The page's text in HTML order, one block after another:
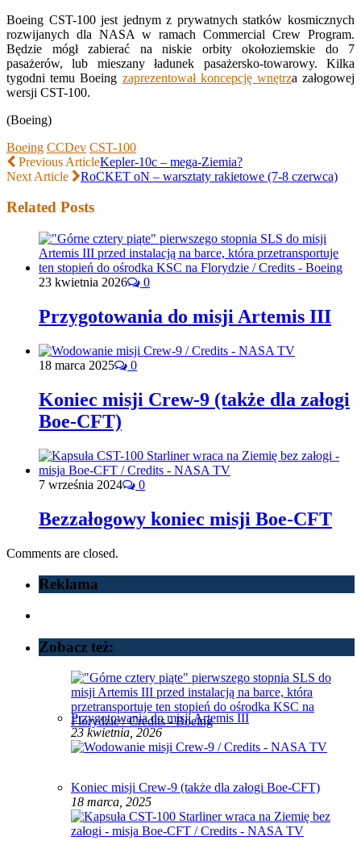
Boeing CST-100 jest jednym z prywatnych statków kosmicznych
rozwijanych dla NASA w ramach Commercial Crew Program.
Będzie mógł zabierać na niskie orbity okołoziemskie do 7
pasażerów, lub mieszany ładunek pasażersko-towarowy. Kilka
tygodni temu Boeing zaprezentował koncepcję wnętrza załogowej
wersji CST-100.
(Boeing)
Boeing CCDev CST-100
Previous ArticleKepler-10c – mega-Ziemia?
Next Article
RoCKET oN – warsztaty rakietowe (7-8 czerwca)
Related Posts
23 kwietnia 2026 0
Przygotowania do misji Artemis III
18 marca 2025 0
Koniec misji Crew-9 (także dla załogi
Boe-CFT)
7 września 2024 0
Bezzałogowy koniec misji Boe-CFT
Comments are closed.
Reklama
Zobacz też:
Przygotowania do misji Artemis III
23 kwietnia, 2026
Koniec misji Crew-9 (także dla załogi Boe-CFT)
18 marca, 2025